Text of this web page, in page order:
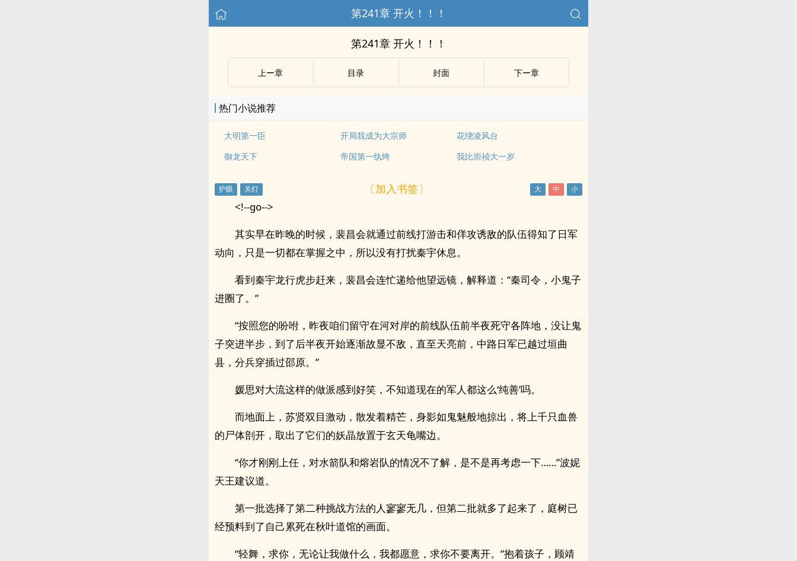
第241章 开火！！！
第241章 开火！！！
上ー章 目录 封面 下ー章
热门小说推荐
大明第一臣 开局我成为大宗师
花绕凌风台
御龙天下
帝国第一纨绔 我比崇祯大一岁
〔加入书签〕
<!--go-->
其实早在昨晚的时候，裴昌会就通过前线打游击和佯攻诱敌的队伍得知了日军
动向，只是一切都在掌握之中，所以没有打扰秦宇休息。
看到秦宇龙行虎步赶来，裴昌会连忙递给他望远镜，解释道：“秦司令，小鬼子
进圈了。”
“按照您的吩咐，昨夜咱们留守在河对岸的前线队伍前半夜死守各阵地，没让鬼
子突进半步，到了后半夜开始逐渐故显不敌，直至天亮前，中路日军已越过垣曲
县，分兵穿插过邵原。”
媛思对大流这样的做派感到好笑，不知道现在的军人都这么‘纯善’吗。
而地面上，苏贤双目激动，散发着精芒，身影如鬼魅般地掠出，将上千只血兽
的尸体剖开，取出了它们的妖晶放置于玄天龟嘴边。
“你才刚刚上任，对水箭队和熔岩队的情况不了解，是不是再考虑一下……”波妮
天王建议道。
第一批选择了第二种挑战方法的人寥寥无几，但第二批就多了起来了，庭树已
经预料到了自己累死在秋叶道馆的画面。
“轻舞，求你，无论让我做什么，我都愿意，求你不要离开。”抱着孩子，顾靖